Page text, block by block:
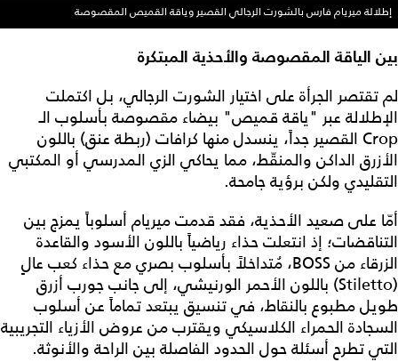
إطلالة ميريام فارس بالشورت الرجالي القصير وياقة القميص المقصوصة
بين الياقة المقصوصة والأحذية المبتكرة
لم تقتصر الجرأة على اختيار الشورت الرجالي، بل اكتملت
الإطلالة عبر "ياقة قميص" بيضاء مقصوصة بأسلوب الـ
Crop القصير جداً، ينسدل منها كرافات (ربطة عنق) باللون
الأزرق الداكن والمنقّط، مما يحاكي الزي المدرسي أو المكتبي
التقليدي ولكن برؤية جامحة.
أمّا على صعيد الأحذية، فقد قدمت ميريام أسلوباً يمزج بين
التناقضات؛ إذ انتعلت حذاء رياضياً باللون الأسود والقاعدة
الزرقاء من BOSS، مُتداخلاً بأسلوب بصري مع حذاء كعب عالٍ
(Stiletto) باللون الأحمر الورنيشي، إلى جانب جورب أزرق
طويل مطبوع بالنقاط، في تنسيق يبتعد تماماً عن أسلوب
السجادة الحمراء الكلاسيكي ويقترب من عروض الأزياء التجريبية
التي تطرح أسئلة حول الحدود الفاصلة بين الراحة والأنوثة.